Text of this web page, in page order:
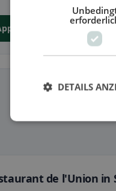
abgeben
de l'Union in
DETAILS